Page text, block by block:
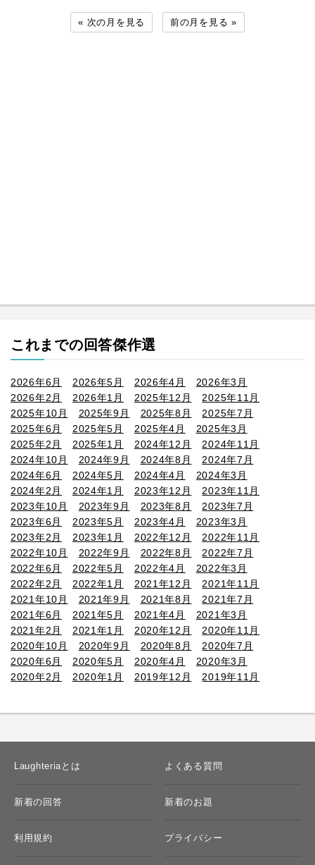
« 次の月を見る 前の月を見る »
これまでの回答傑作選
2026年6月 2026年5月 2026年4月
2026年3月
2026年2月
2026年1月 2025年12月
2025年11月
2025年10月
2025年9月 2025年8月
2025年7月
2025年6月
2025年5月 2025年4月
2025年3月
2025年2月
2025年1月 2024年12月
2024年11月
2024年10月
2024年9月 2024年8月
2024年7月
2024年6月
2024年5月 2024年4月
2024年3月
2024年2月
2024年1月 2023年12月
2023年11月
2023年10月
2023年9月 2023年8月
2023年7月
2023年6月
2023年5月 2023年4月
2023年3月
2023年2月
2023年1月 2022年12月
2022年11月
2022年10月
2022年9月 2022年8月
2022年7月
2022年6月
2022年5月 2022年4月
2022年3月
2022年2月
2022年1月 2021年12月
2021年11月
2021年10月
2021年9月 2021年8月
2021年7月
2021年6月
2021年5月 2021年4月
2021年3月
2021年2月
2021年1月 2020年12月
2020年11月
2020年10月
2020年9月 2020年8月
2020年7月
2020年6月
2020年5月 2020年4月
2020年3月
2020年2月
2020年1月 2019年12月 2019年11月
Laughteriaとは よくある質問
新着の回答 新着のお題
利用規約 プライバシー